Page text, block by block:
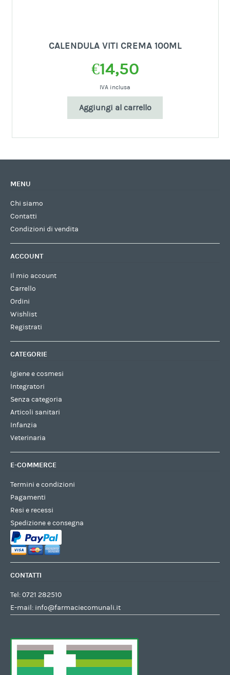
CALENDULA VITI CREMA 100ML
€14,50
IVA inclusa
Aggiungi al carrello
MENU
Chi siamo
Contatti
Condizioni di vendita
ACCOUNT
Il mio account
Carrello
Ordini
Wishlist
Registrati
CATEGORIE
Igiene e cosmesi
Integratori
Senza categoria
Articoli sanitari
Infanzia
Veterinaria
E-COMMERCE
Termini e condizioni
Pagamenti
Resi e recessi
Spedizione e consegna
CONTATTI
Tel:0721 282510
E-mail: info@farmaciecomunali.it